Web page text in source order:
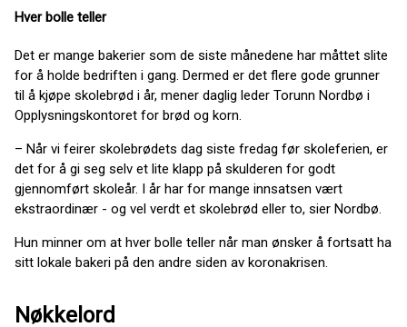
Hver bolle teller
Det er mange bakerier som de siste månedene har måttet slite
for å holde bedriften i gang. Dermed er det flere gode grunner
til å kjøpe skolebrød i år, mener daglig leder Torunn Nordbø i
Opplysningskontoret for brød og korn.
– Når vi feirer skolebrødets dag siste fredag før skoleferien, er
det for å gi seg selv et lite klapp på skulderen for godt
gjennomført skoleår. I år har for mange innsatsen vært
ekstraordinær - og vel verdt et skolebrød eller to, sier Nordbø.
Hun minner om at hver bolle teller når man ønsker å fortsatt ha
sitt lokale bakeri på den andre siden av koronakrisen.
Nøkkelord